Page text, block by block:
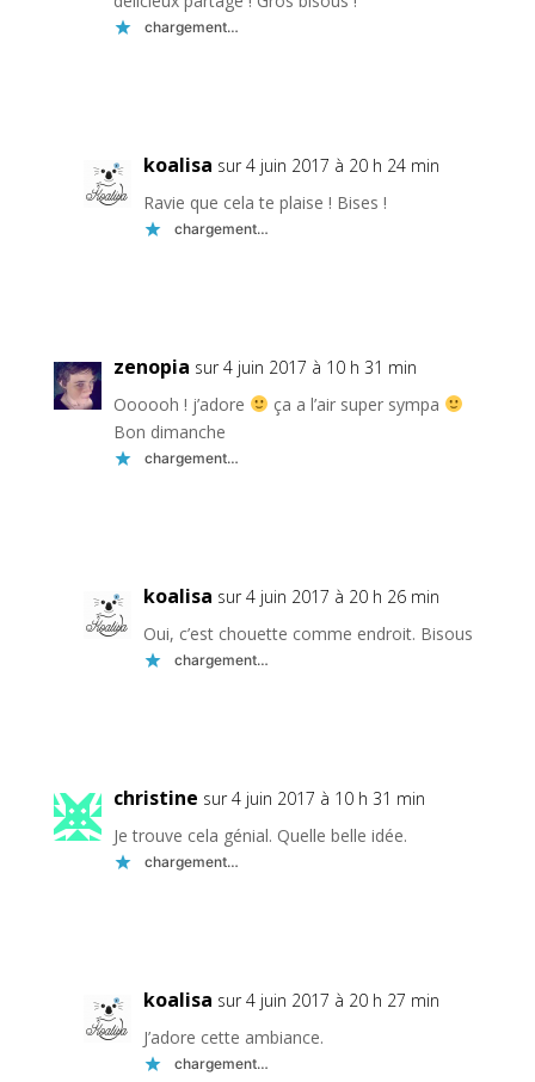
chargement…
koalisa sur 4 juin 2017 à 20 h 24 min
Ravie que cela te plaise ! Bises !
chargement…
zenopia sur 4 juin 2017 à 10 h 31 min
Oooooh ! j’adore
ça a l’air super sympa
Bon dimanche
chargement…
koalisa sur 4 juin 2017 à 20 h 26 min
Oui, c’est chouette comme endroit. Bisous
chargement…
christine sur 4 juin 2017 à 10 h 31 min
Je trouve cela génial. Quelle belle idée.
chargement…
koalisa sur 4 juin 2017 à 20 h 27 min
J’adore cette ambiance.
chargement…